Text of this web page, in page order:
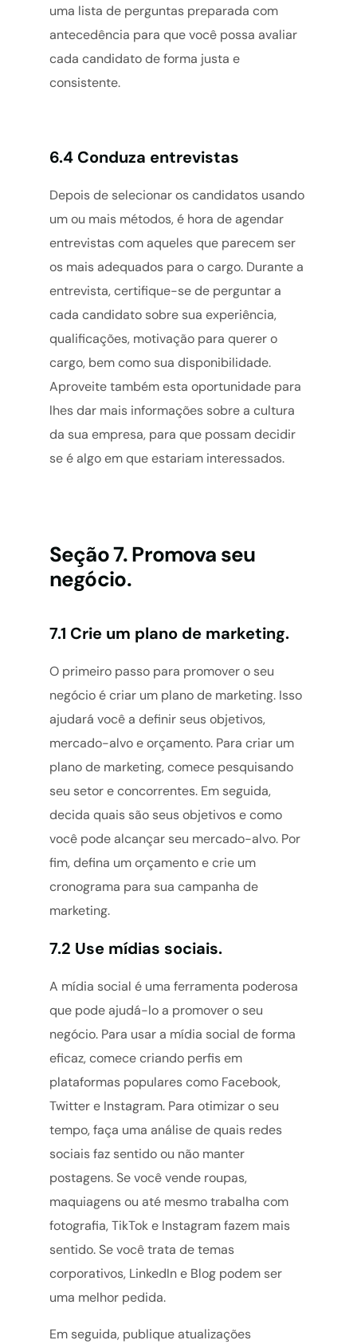
uma lista de perguntas preparada com
antecedência para que você possa avaliar
cada candidato de forma justa e
consistente.
6.4 Conduza entrevistas
Depois de selecionar os candidatos usando
um ou mais métodos, é hora de agendar
entrevistas com aqueles que parecem ser
os mais adequados para o cargo. Durante a
entrevista, certifique-se de perguntar a
cada candidato sobre sua experiência,
qualificações, motivação para querer o
cargo, bem como sua disponibilidade.
Aproveite também esta oportunidade para
lhes dar mais informações sobre a cultura
da sua empresa, para que possam decidir
se é algo em que estariam interessados.
Seção 7. Promova seu
negócio.
7.1 Crie um plano de marketing.
O primeiro passo para promover o seu
negócio é criar um plano de marketing. Isso
ajudará você a definir seus objetivos,
mercado-alvo e orçamento. Para criar um
plano de marketing, comece pesquisando
seu setor e concorrentes. Em seguida,
decida quais são seus objetivos e como
você pode alcançar seu mercado-alvo. Por
fim, defina um orçamento e crie um
cronograma para sua campanha de
marketing.
7.2 Use mídias sociais.
A mídia social é uma ferramenta poderosa
que pode ajudá-lo a promover o seu
negócio. Para usar a mídia social de forma
eficaz, comece criando perfis em
plataformas populares como Facebook,
Twitter e Instagram. Para otimizar o seu
tempo, faça uma análise de quais redes
sociais faz sentido ou não manter
postagens. Se você vende roupas,
maquiagens ou até mesmo trabalha com
fotografia, TikTok e Instagram fazem mais
sentido. Se você trata de temas
corporativos, LinkedIn e Blog podem ser
uma melhor pedida.
Em seguida, publique atualizações